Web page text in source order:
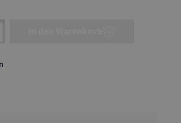
Gib den gewünschten Wert